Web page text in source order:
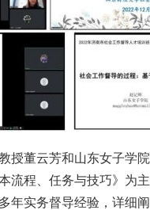
授董云芳和山东女子学
流程、任务与技巧》为
年实务督导经验，详细